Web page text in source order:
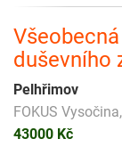
duševního
Pelhřimov
FOKUS
43000 Kč